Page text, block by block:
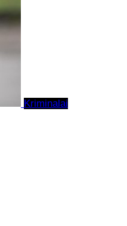
Kriminalai